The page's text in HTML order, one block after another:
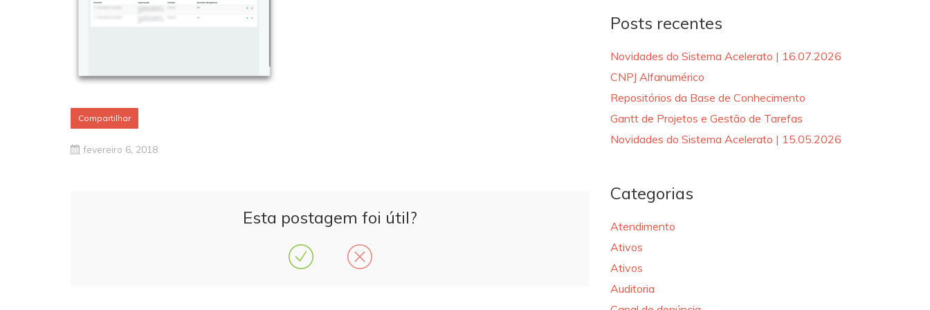
Compartilhar
fevereiro 6, 2018
Esta postagem foi útil?
Posts recentes
Novidades do Sistema Acelerato | 16.07.2026
CNPJ Alfanumérico
Repositórios da Base de Conhecimento
Gantt de Projetos e Gestão de Tarefas
Novidades do Sistema Acelerato | 15.05.2026
Categorias
Atendimento
Ativos
Ativos
Auditoria